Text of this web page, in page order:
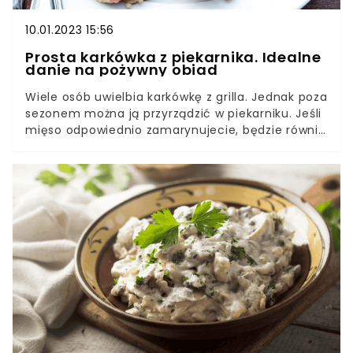
10.01.2023 15:56
Prosta karkówka z piekarnika. Idealne
danie na pożywny obiad
Wiele osób uwielbia karkówkę z grilla. Jednak poza
sezonem można ją przyrządzić w piekarniku. Jeśli
mięso odpowiednio zamarynujecie, będzie równie
karkówki nie potrzeba wiele czasu, więc takie
danie możecie zaserwować na obiad nawet w
tygodniu. Pieczoną karkówkę przygotujesz
błyskawicznie. Będzie o wiele smaczniejsza niż z
grilla. Sekretem jest odpowiednia marynata z
ketchupu, majonezu i przypraw, w tym czosnku
granulowanego i suszonego majeranku. Mięso
marynuj przez 2 godziny. Pieczoną karkówkę
wstaw do piekarnika razem z pokrojonymi
ziemniakami, marchewką i cebulą. Całość skrop
delikatnie oliwą z oliwek i piecz pod przykryciem.
Jeśli chcesz, żeby karczek delikatnie się przypiekł,